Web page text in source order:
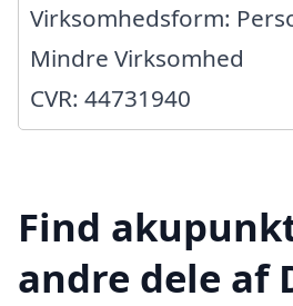
Virksomhedsform:
Mindre Virksomhed
CVR: 44731940
Find
andre dele af